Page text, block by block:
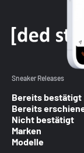
Sneaker Releases
Bereits bestätigt
Bereits
Nicht bestätigt
Marken
Modelle